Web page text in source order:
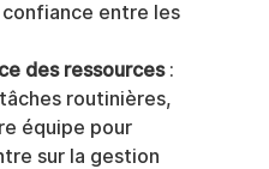
entre les
des ressources :
routinières,
équipe pour
sur la gestion